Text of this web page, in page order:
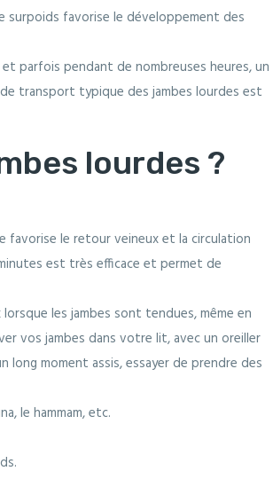
surpoids favorise le développement des
parfois pendant de nombreuses heures, un
transport typique des jambes lourdes est
lourdes ?
favorise le retour veineux et la circulation
est très efficace et permet de
lorsque les jambes sont tendues, même en
vos jambes dans votre lit, avec un oreiller
long moment assis, essayer de prendre des
le hammam, etc.